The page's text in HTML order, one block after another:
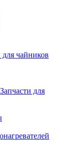
для чайников
Запчасти для